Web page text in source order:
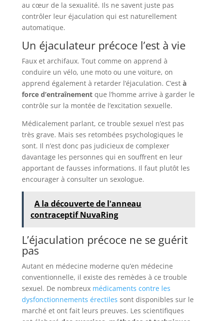
au cœur de la sexualité. Ils ne savent juste pas
contrôler leur éjaculation qui est naturellement
automatique.
Un éjaculateur précoce l’est à vie
Faux et archifaux. Tout comme on apprend à
conduire un vélo, une moto ou une voiture, on
apprend également à retarder l’éjaculation. C’est à
force d’entraînementque l’homme arrive à garder le
contrôle sur la montée de l’excitation sexuelle.
Médicalement parlant, ce trouble sexuel n’est pas
très grave. Mais ses retombées psychologiques le
sont. Il n’est donc pas judicieux de complexer
davantage les personnes qui en souffrent en leur
apportant de fausses informations. Il faut plutôt les
encourager à consulter un sexologue.
A la découverte de l'anneau
contraceptif NuvaRing
L’éjaculation précoce ne se guérit
pas
Autant en médecine moderne qu’en médecine
conventionnelle, il existe des remèdes à ce trouble
sexuel. De nombreux médicaments contre les
dysfonctionnements érectiles sont disponibles sur le
marché et ont fait leurs preuves. Les scientifiques